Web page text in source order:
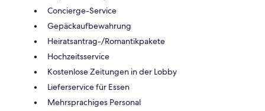
Concierge-Service
Gepäckaufbewahrung
Heiratsantrag-/Romantikpakete
Hochzeitsservice
Kostenlose Zeitungen in der Lobby
Lieferservice für Essen
Mehrsprachiges Personal